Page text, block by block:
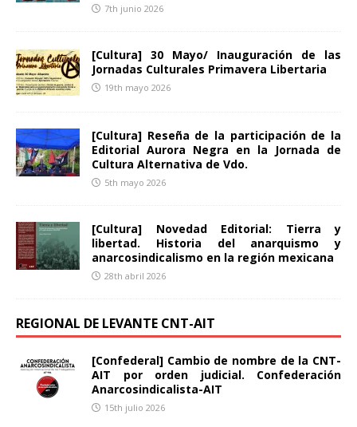
7th junio 2026
[Cultura] 30 Mayo/ Inauguración de las
Jornadas Culturales Primavera Libertaria
19th mayo 2026
[Cultura] Reseña de la participación de la
Editorial Aurora Negra en la Jornada de
Cultura Alternativa de Vdo.
5th mayo 2026
[Cultura] Novedad Editorial: Tierra y
libertad. Historia del anarquismo y
anarcosindicalismo en la región mexicana
28th abril 2026
REGIONAL DE LEVANTE CNT-AIT
[Confederal] Cambio de nombre de la CNT-
AIT por orden judicial. Confederación
Anarcosindicalista-AIT
15th julio 2026